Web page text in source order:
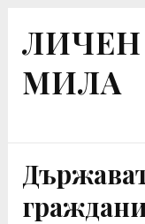
ЛИЧЕН
МИЛА